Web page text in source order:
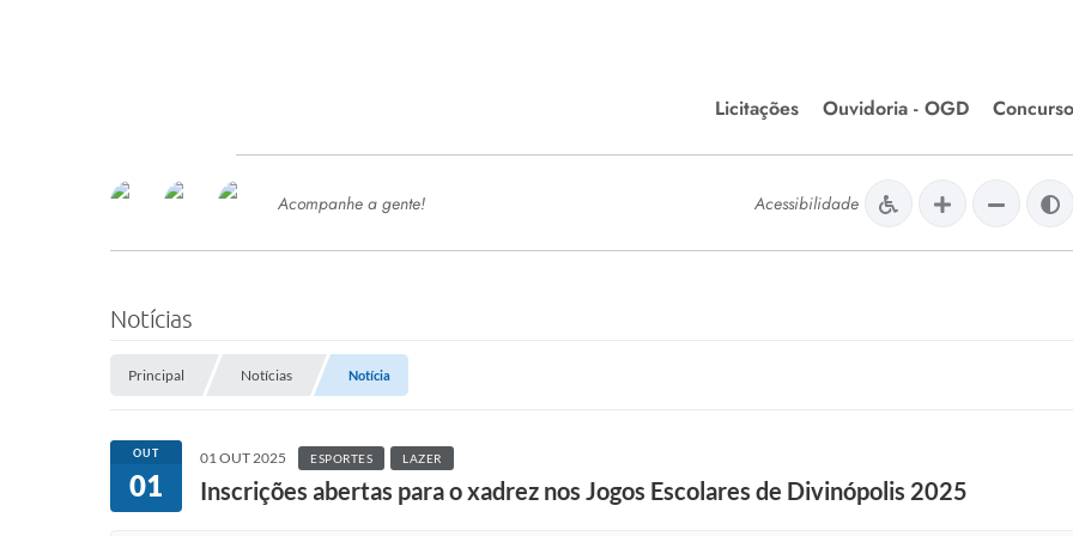
Licitações
Editais de Licitações
Chamamentos Públicos
Ouvidoria - OGD
SERVIÇOS
SEMED
Processo de Contratação -
Concursos e Processos Seletivos
Esporte
Meio Ambiente
Acompanhe a gente! Acessibilidade
Notícias
Principal Notícias Notícia
OUT
01
01 OUT 2025 ESPORTES LAZER
Inscrições abertas para o xadrez nos Jogos Escolares de Divinópolis 2025